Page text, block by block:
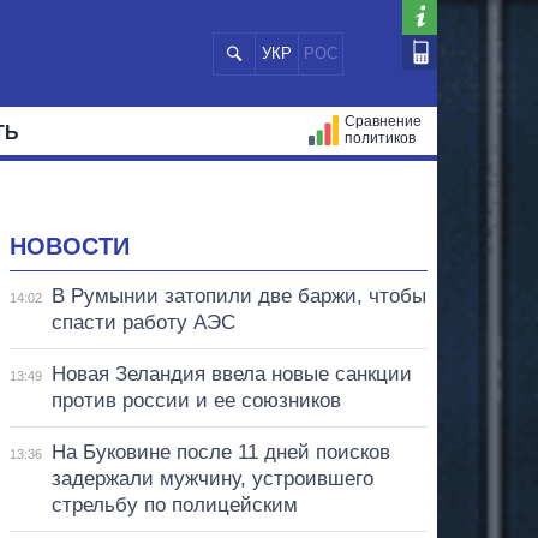
УКР РОС
Сравнение
политиков
НОВОСТИ
14:02
В Румынии затопили две баржи, чтобы
спасти работу АЭС
13:49
Новая Зеландия ввела новые санкции
против россии и ее союзников
13:36
На Буковине после 11 дней поисков
задержали мужчину, устроившего
стрельбу по полицейским